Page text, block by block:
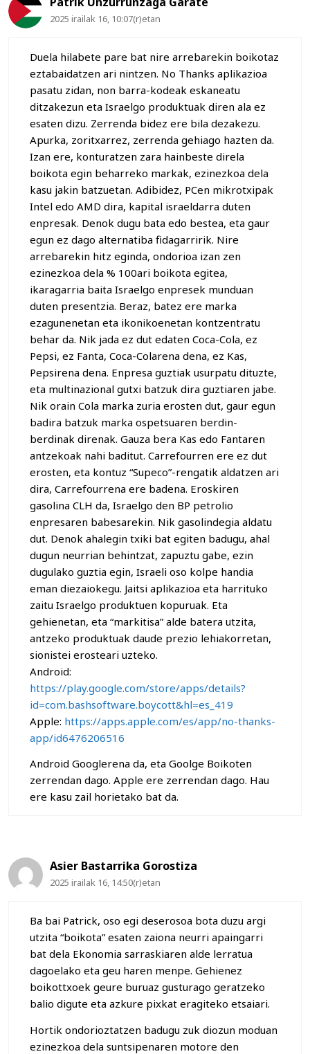
2025 irailak 16, 10:07(r)etan
Duela hilabete pare bat nire arrebarekin boikotaz
eztabaidatzen ari nintzen. No Thanks aplikazioa
pasatu zidan, non barra-kodeak eskaneatu
ditzakezun eta Israelgo produktuak diren ala ez
esaten dizu. Zerrenda bidez ere bila dezakezu.
Apurka, zoritxarrez, zerrenda gehiago hazten da.
Izan ere, konturatzen zara hainbeste direla
boikota egin beharreko markak, ezinezkoa dela
kasu jakin batzuetan. Adibidez, PCen mikrotxipak
Intel edo AMD dira, kapital israeldarra duten
enpresak. Denok dugu bata edo bestea, eta gaur
egun ez dago alternatiba fidagarririk. Nire
arrebarekin hitz eginda, ondorioa izan zen
ezinezkoa dela % 100ari boikota egitea,
ikaragarria baita Israelgo enpresek munduan
duten presentzia. Beraz, batez ere marka
ezagunenetan eta ikonikoenetan kontzentratu
behar da. Nik jada ez dut edaten Coca-Cola, ez
Pepsi, ez Fanta, Coca-Colarena dena, ez Kas,
Pepsirena dena. Enpresa guztiak usurpatu dituzte,
eta multinazional gutxi batzuk dira guztiaren jabe.
Nik orain Cola marka zuria erosten dut, gaur egun
badira batzuk marka ospetsuaren berdin-
berdinak direnak. Gauza bera Kas edo Fantaren
antzekoak nahi baditut. Carrefourren ere ez dut
erosten, eta kontuz “Supeco”-rengatik aldatzen ari
dira, Carrefourrena ere badena. Eroskiren
gasolina CLH da, Israelgo den BP petrolio
enpresaren babesarekin. Nik gasolindegia aldatu
dut. Denok ahalegin txiki bat egiten badugu, ahal
dugun neurrian behintzat, zapuztu gabe, ezin
dugulako guztia egin, Israeli oso kolpe handia
eman diezaiokegu. Jaitsi aplikazioa eta harrituko
zaitu Israelgo produktuen kopuruak. Eta
gehienetan, eta “markitisa” alde batera utzita,
antzeko produktuak daude prezio lehiakorretan,
sionistei erosteari uzteko.
Android:
https://play.google.com/store/apps/details?
id=com.bashsoftware.boycott&hl=es_419
Apple: https://apps.apple.com/es/app/no-thanks-
app/id6476206516
Android Googlerena da, eta Goolge Boikoten
zerrendan dago. Apple ere zerrendan dago. Hau
ere kasu zail horietako bat da.
Asier Bastarrika Gorostiza
2025 irailak 16, 14:50(r)etan
Ba bai Patrick, oso egi deserosoa bota duzu argi
utzita “boikota” esaten zaiona neurri apaingarri
bat dela Ekonomia sarraskiaren alde lerratua
dagoelako eta geu haren menpe. Gehienez
boikottxoek geure buruaz gusturago geratzeko
balio digute eta azkure pixkat eragiteko etsaiari.
Hortik ondorioztatzen badugu zuk diozun moduan
ezinezkoa dela suntsipenaren motore den